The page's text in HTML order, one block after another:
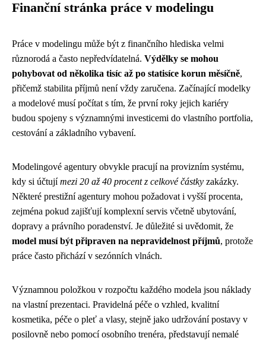
Finanční stránka práce v modelingu
Práce v modelingu může být z finančního hlediska velmi
různorodá a často nepředvídatelná. Výdělky se mohou
pohybovat od několika tisíc až po statisíce korun měsíčně,
přičemž stabilita příjmů není vždy zaručena. Začínající modelky
a modelové musí počítat s tím, že první roky jejich kariéry
budou spojeny s významnými investicemi do vlastního portfolia,
cestování a základního vybavení.
Modelingové agentury obvykle pracují na provizním systému,
kdy si účtujímezi 20 až 40 procent z celkové částky zakázky.
Některé prestižní agentury mohou požadovat i vyšší procenta,
zejména pokud zajišťují komplexní servis včetně ubytování,
dopravy a právního poradenství. Je důležité si uvědomit, že
model musí být připraven na nepravidelnost příjmů, protože
práce často přichází v sezónních vlnách.
Významnou položkou v rozpočtu každého modela jsou náklady
na vlastní prezentaci. Pravidelná péče o vzhled, kvalitní
kosmetika, péče o pleť a vlasy, stejně jako udržování postavy v
posilovně nebo pomocí osobního trenéra, představují nemalé